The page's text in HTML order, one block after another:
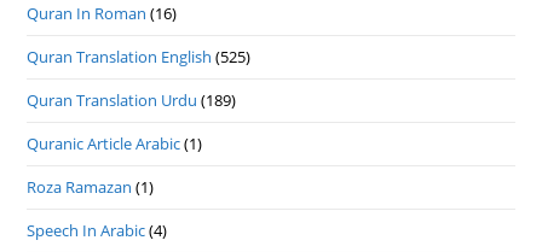
Quran In Roman (16)
Quran Translation English (525)
Quran Translation Urdu (189)
Quranic Article Arabic(1)
Roza Ramazan (1)
Speech In Arabic(4)